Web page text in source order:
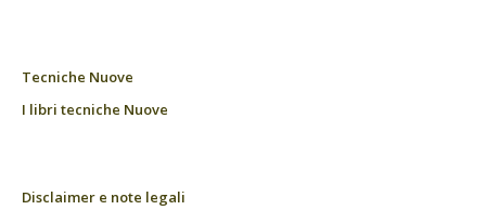
Tecniche Nuove
I libri tecniche Nuove
Disclaimer e note legali